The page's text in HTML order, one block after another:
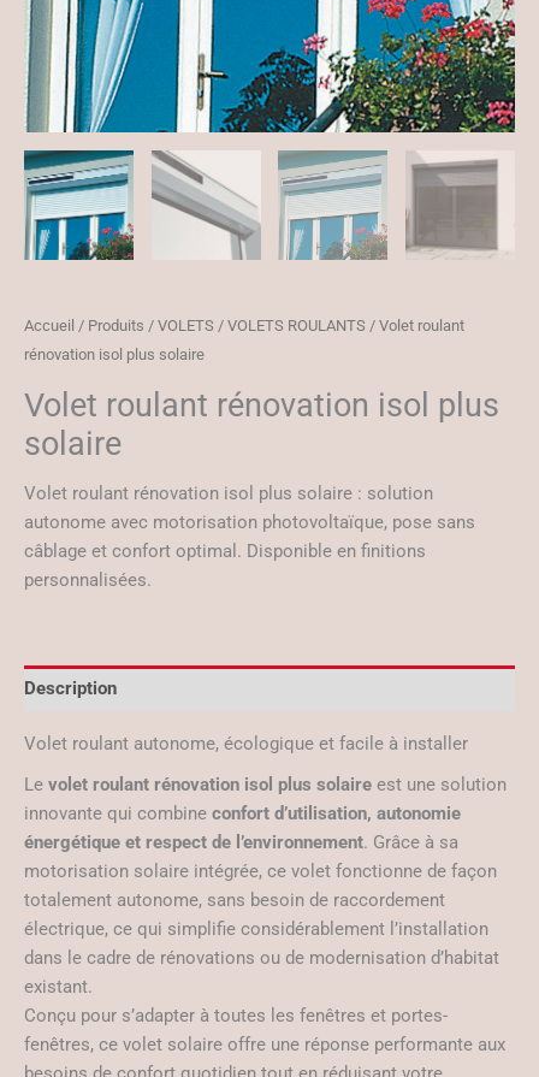
Accueil / Produits / VOLETS / VOLETS ROULANTS / Volet roulant
rénovation isol plus solaire
Volet roulant rénovation isol plus
solaire
Volet roulant rénovation isol plus solaire : solution
autonome avec motorisation photovoltaïque, pose sans
câblage et confort optimal. Disponible en finitions
personnalisées.
Description
Volet roulant autonome, écologique et facile à installer
Le volet roulant rénovation isol plus solaire est une solution
innovante qui combine confort d’utilisation, autonomie
énergétique et respect de l’environnement. Grâce à sa
motorisation solaire intégrée, ce volet fonctionne de façon
totalement autonome, sans besoin de raccordement
électrique, ce qui simplifie considérablement l’installation
dans le cadre de rénovations ou de modernisation d’habitat
existant.
Conçu pour s’adapter à toutes les fenêtres et portes-
fenêtres, ce volet solaire offre une réponse performante aux